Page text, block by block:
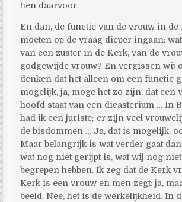
hen daarvoor.
En dan, de functie van de vrouw in de
moeten op de vraag dieper ingaan:
van een zuster in de Kerk, van de
godgewijde vrouw? En vergissen wij
denken dat het alleen om een functie
mogelijk, ja, moge het zo zijn, dat een
hoofd staat van een dicasterium … In
had ik een juriste; er zijn veel
de bisdommen … Ja, dat is mogelijk,
Maar belangrijk is wat verder gaat
wat nog niet gerijpt is, wat wij nog
begrepen hebben. Ik zeg dat de Kerk
Kerk is een vrouw en men zegt: ja,
beeld. Nee, het is de werkelijkheid. In